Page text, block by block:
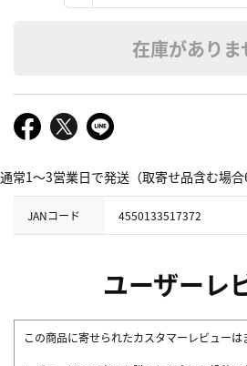
在庫がありま
通常1～3営業日で発送（取寄せ品含む場合
JANコード 4550133517372
ユーザーレ
この商品に寄せられたカスタマーレビューは